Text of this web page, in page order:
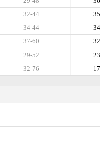
35
32-44
34
34-44
32
37-60
23
29-52
17
32-76